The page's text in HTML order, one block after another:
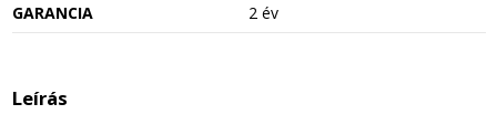
GARANCIA
2 év
Leírás